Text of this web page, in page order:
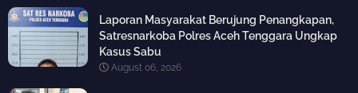
Laporan Masyarakat Berujung Penangkapan,
Satresnarkoba Polres Aceh Tenggara Ungkap
Kasus Sabu
August 06, 2026